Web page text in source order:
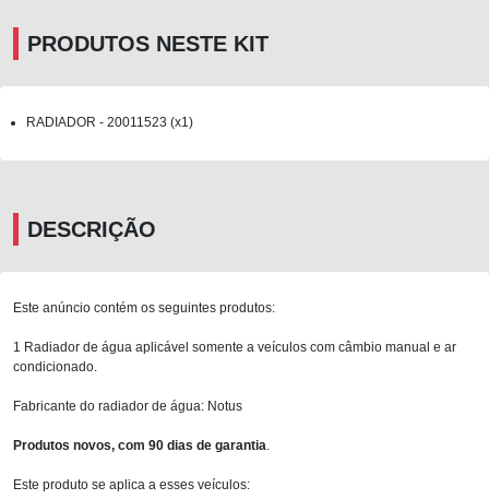
PRODUTOS NESTE KIT
RADIADOR - 20011523 (x1)
DESCRIÇÃO
Este anúncio contém os seguintes produtos:
1 Radiador de água aplicável somente a veículos com câmbio manual e ar
condicionado.
Fabricante do radiador de água: Notus
Produtos novos, com 90 dias de garantia
Este produto se aplica a esses veículos: